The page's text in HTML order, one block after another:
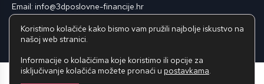
Email: info@3dposlovne-financije.hr
Pravila privatnosti
Koristimo kolačiće kako bismo vam pružili najbolje iskustvo na
našoj web stranici.
Informacije o kolačićima koje koristimo ili opcije za
isključivanje kolačića možete pronaći u postavkama.